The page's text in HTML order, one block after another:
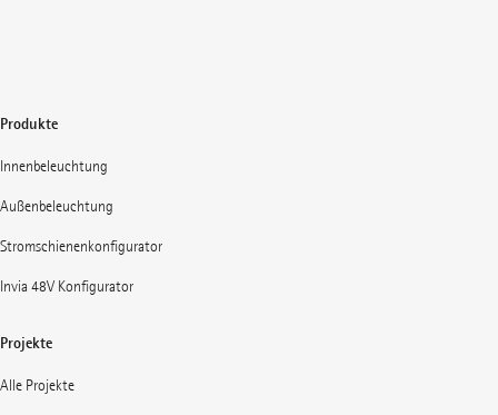
Produkte
Innenbeleuchtung
Außenbeleuchtung
Stromschienenkonfigurator
Invia 48V Konfigurator
Projekte
Alle Projekte